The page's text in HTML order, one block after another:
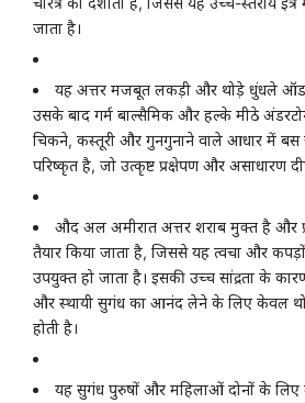
जाता है।
यह अत्तर मजबूत लकड़ी और थोड़े धुंधले ऑड
उसके बाद गर्म बाल्सैमिक और हल्के मीठे
चिकने, कस्तूरी और गुनगुनाने वाले आधार में बस
परिष्कृत है, जो उत्कृष्ट प्रक्षेपण और असाधारण
औद अल अमीरात अत्तर शराब मुक्त है और
तैयार किया जाता है, जिससे यह त्वचा और
उपयुक्त हो जाता है। इसकी उच्च सांद्रता के
और स्थायी सुगंध का आनंद लेने के लिए केवल
होती है।
यह सुगंध पुरुषों और महिलाओं दोनों के